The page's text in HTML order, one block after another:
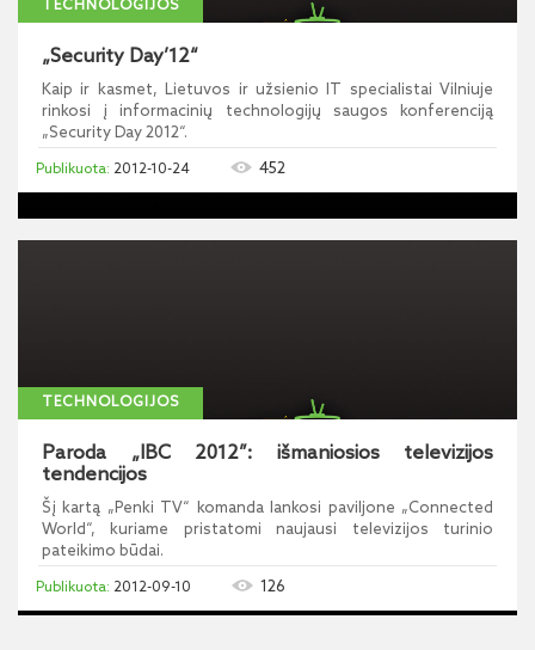
TECHNOLOGIJOS
„Security Day’12“
Kaip ir kasmet, Lietuvos ir užsienio IT specialistai Vilniuje
rinkosi į informacinių technologijų saugos konferenciją
„Security Day 2012“.
2012-10-24 452
TECHNOLOGIJOS
Paroda „IBC 2012”: išmaniosios televizijos
tendencijos
Šį kartą „Penki TV“ komanda lankosi paviljone „Connected
World“, kuriame pristatomi naujausi televizijos turinio
pateikimo būdai.
2012-09-10 126